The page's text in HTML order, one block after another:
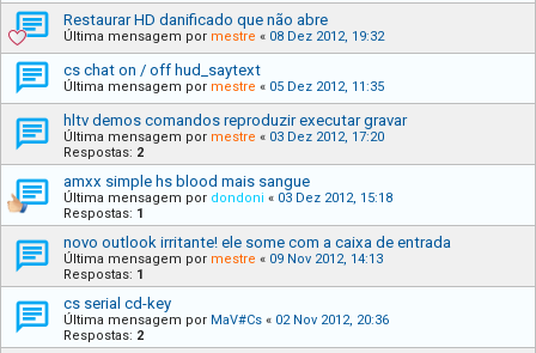
Restaurar HD danificado que não abre
Última mensagem por mestre « 08 Dez 2012, 19:32
cs chat on / off hud_saytext
Última mensagem por mestre « 05 Dez 2012, 11:35
hltv demos comandos reproduzir executar gravar
Última mensagem por mestre « 03 Dez 2012, 17:20
Respostas: 2
amxx simple hs blood mais sangue
Última mensagem por dondoni « 03 Dez 2012, 15:18
Respostas: 1
novo outlook irritante! ele some com a caixa de entrada
Última mensagem por mestre « 09 Nov 2012, 14:13
Respostas: 1
cs serial cd-key
Última mensagem por MaV#Cs « 02 Nov 2012, 20:36
Respostas: 2